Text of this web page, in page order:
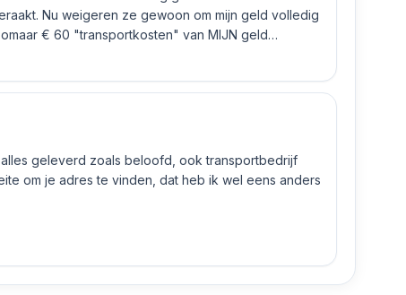
Nu weigeren ze gewoon om mijn geld volledig
€ 60 "transportkosten" van MIJN geld
geleverd zoals beloofd, ook transportbedrijf
om je adres te vinden, dat heb ik wel eens anders